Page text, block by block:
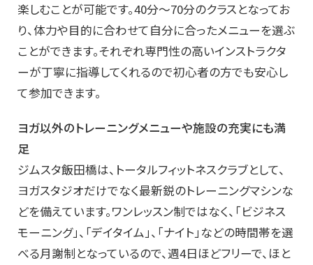
楽しむことが可能です。40分～70分のクラスとなってお
り、体力や目的に合わせて自分に合ったメニューを選ぶ
ことができます。それぞれ専門性の高いインストラクタ
ーが丁寧に指導してくれるので初心者の方でも安心し
て参加できます。
ヨガ以外のトレーニングメニューや施設の充実にも満
足
ジムスタ飯田橋は、トータルフィットネスクラブとして、
ヨガスタジオだけでなく最新鋭のトレーニングマシンな
どを備えています。ワンレッスン制ではなく、「ビジネス
モーニング」、「デイタイム」、「ナイト」などの時間帯を選
べる月謝制となっているので、週4日ほどフリーで、ほと